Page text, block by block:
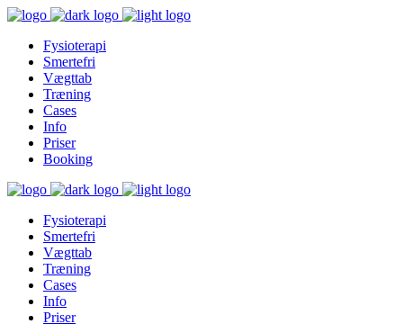
Fysioterapi
Smertefri
Vægttab
Træning
Cases
Info
Priser
Booking
Fysioterapi
Smertefri
Vægttab
Træning
Cases
Info
Priser